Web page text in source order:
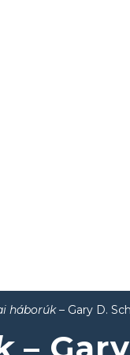
háborúk– Gary D.